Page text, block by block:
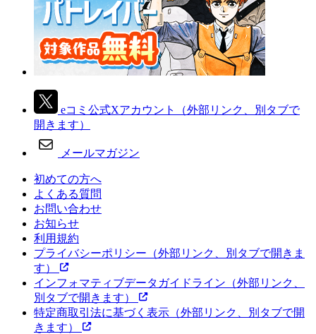
eコミ公式Xアカウント
（外部リンク、別タブで
開きます）
メールマガジン
初めての方へ
よくある質問
お問い合わせ
お知らせ
利用規約
プライバシーポリシー （外部リンク、別タブで開きま
す）
インフォマティブデータガイドライン （外部リンク、
別タブで開きます）
特定商取引法に基づく表示 （外部リンク、別タブで開
きます）